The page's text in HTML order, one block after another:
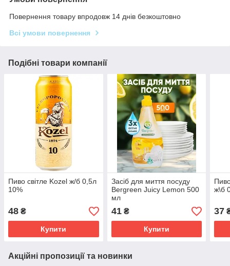
Повернення товару впродовж 14 днів безкоштовно
Всі умови повернення
Подібні товари компанії
Пиво світле Kozel ж/б 0,5л
10%
48 ₴
Купити
Засіб для миття посуду
Bergreen Juicy Lemon 500
мл
41₴
Купити
ж\б
37
Акційні пропозиції та новинки